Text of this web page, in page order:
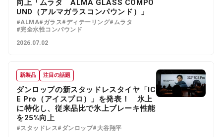
向上「ムラタ ALMA GLASS COMPO
UND（アルマガラスコンパウンド）」
#ALMA#ガラス#ディテーリング#ムラタ
#完全水性コンパウンド
2026.07.02
新製品 注目の話題
ダンロップの新スタッドレスタイヤ「IC
E Pro（アイスプロ）」を発表！ 氷上
に特化し、従来品比で氷上ブレーキ性能
を25%向上
#スタッドレス#ダンロップ#大谷翔平